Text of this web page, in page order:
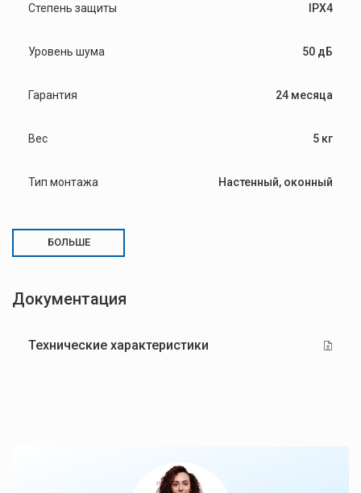
Степень защиты IPX4
Уровень шума 50 дБ
Гарантия 24 месяца
Вес 5 кг
Тип монтажа Настенный, оконный
БОЛЬШЕ
Документация
Технические характеристики